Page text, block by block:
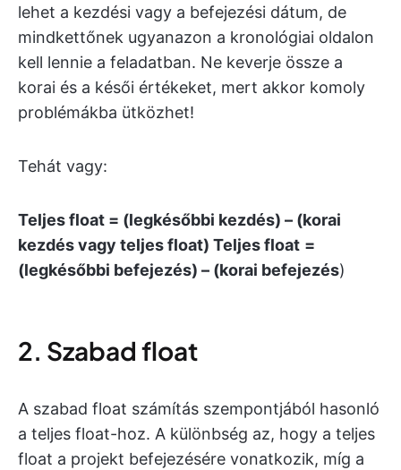
lehet a kezdési vagy a befejezési dátum, de
mindkettőnek ugyanazon a kronológiai oldalon
kell lennie a feladatban. Ne keverje össze a
korai és a késői értékeket, mert akkor komoly
problémákba ütközhet!
Tehát vagy:
Teljes float = (legkésőbbi kezdés) – (korai
kezdés vagy teljes float) Teljes float =
(legkésőbbi befejezés) – (korai befejezés)
2. Szabad float
A szabad float számítás szempontjából hasonló
a teljes float-hoz. A különbség az, hogy a teljes
float a projekt befejezésére vonatkozik, míg a